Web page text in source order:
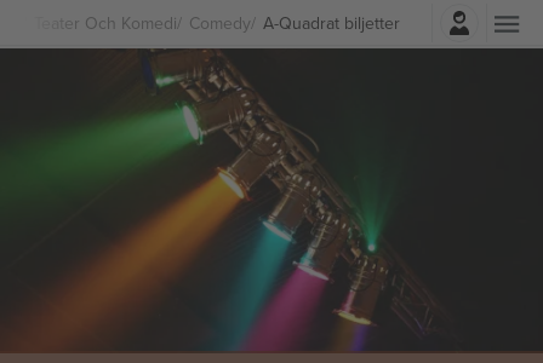
Teater Och Komedi Comedy A-Quadrat biljetter
Logga in